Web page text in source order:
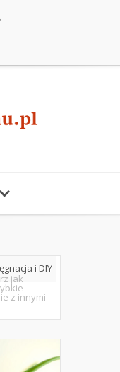
i DIY
jak
z innymi